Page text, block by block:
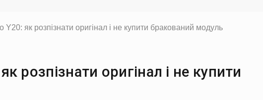
як розпізнати оригінал і не купити бракований модуль
розпізнати оригінал і не купити